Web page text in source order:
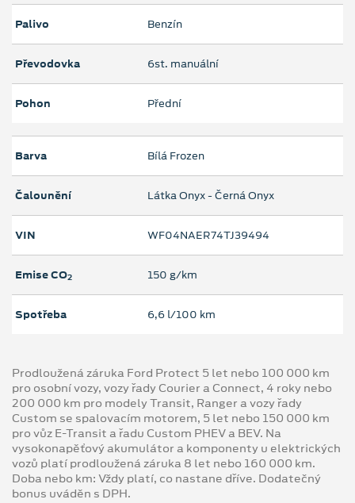
Palivo Benzín
Převodovka 6st. manuální
Pohon Přední
Barva Bílá Frozen
Čalounění Látka Onyx - Černá Onyx
VIN WF04NAER74TJ39494
Emise CO2 150 g/km
Spotřeba 6,6 l/100 km
Prodloužená záruka Ford Protect 5 let nebo 100 000 km
pro osobní vozy, vozy řady Courier a Connect, 4 roky nebo
200 000 km pro modely Transit, Ranger a vozy řady
Custom se spalovacím motorem, 5 let nebo 150 000 km
pro vůz E-Transit a řadu Custom PHEV a BEV. Na
vysokonapěťový akumulátor a komponenty u elektrických
vozů platí prodloužená záruka 8 let nebo 160 000 km.
Doba nebo km: Vždy platí, co nastane dříve. Dodatečný
bonus uváděn s DPH.